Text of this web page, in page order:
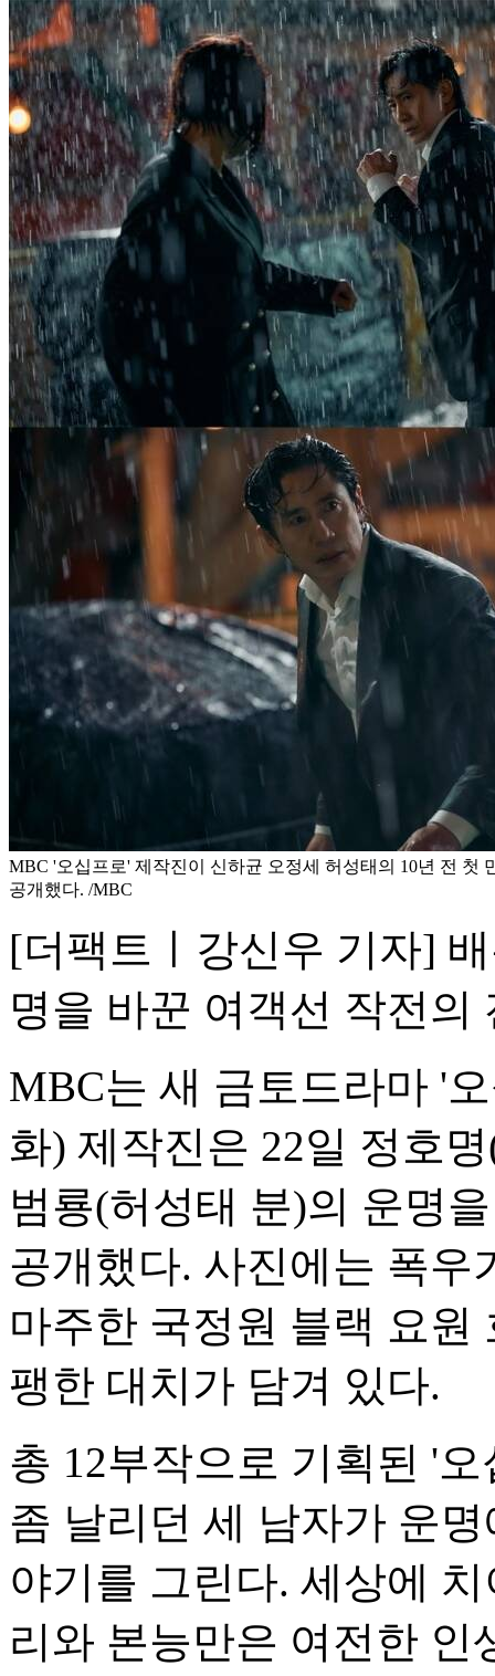
MBC '오십프로' 제작진이 신하균 오정세 허성태의 10년 전 첫
공개했다. /MBC
[더팩트ㅣ강신우 기자]
명을 바꾼 여객선 작전의
MBC는 새 금토드라마 '
화) 제작진은 22일 정호
범룡(허성태 분)의 운명
공개했다. 사진에는 폭우
마주한 국정원 블랙 요원
팽한 대치가 담겨 있다.
총 12부작으로 기획된 '
좀 날리던 세 남자가 운
야기를 그린다. 세상에
리와 본능만은 여전한 인